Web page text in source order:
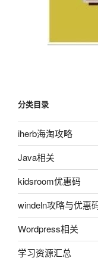
分类目录
iherb海淘攻略
Java相关
kidsroom优惠码
windeln攻略与优惠
Wordpress相关
学习资源汇总